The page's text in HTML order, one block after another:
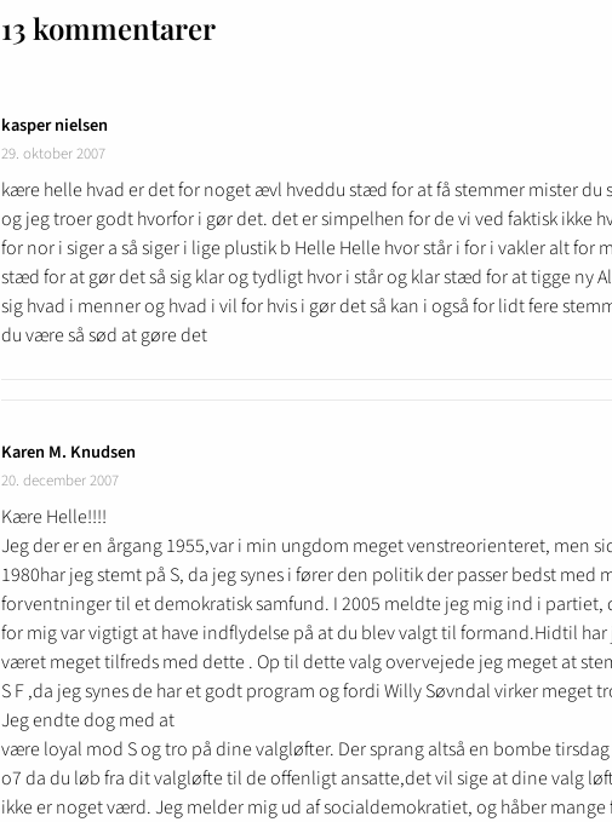
13 kommentarer
kasper nielsen
29. oktober 2007
kære helle hvad er det for noget ævl hveddu stæd for at få stemmer mister du
og jeg troer godt hvorfor i gør det. det er simpelhen for de vi ved faktisk ikke
for nor i siger a så siger i lige plustik b Helle Helle hvor står i for i vakler alt for
stæd for at gør det så sig klar og tydligt hvor i står og klar stæd for at tigge ny
sig hvad i menner og hvad i vil for hvis i gør det så kan i også for lidt fere
du være så sød at gøre det
Karen M. Knudsen
20. december 2007
Kære Helle!!!!
Jeg der er en årgang 1955,var i min ungdom meget venstreorienteret, men
1980har jeg stemt på S, da jeg synes i fører den politik der passer bedst med
forventninger til et demokratisk samfund. I 2005 meldte jeg mig ind i partiet,
for mig var vigtigt at have indflydelse på at du blev valgt til formand.Hidtil har
været meget tilfreds med dette . Op til dette valg overvejede jeg meget at
S F ,da jeg synes de har et godt program og fordi Willy Søvndal virker meget
Jeg endte dog med at
være loyal mod S og tro på dine valgløfter. Der sprang altså en bombe
o7 da du løb fra dit valgløfte til de offenligt ansatte,det vil sige at dine valg
ikke er noget værd. Jeg melder mig ud af socialdemokratiet, og håber mange